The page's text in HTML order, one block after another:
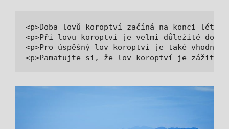
<p>Doba lovů koroptví začíná na konci
<p>Při lovu koroptví je velmi důležité
<p>Pro úspěšný lov koroptví je také vhodné
<p>Pamatujte si, že lov koroptví je